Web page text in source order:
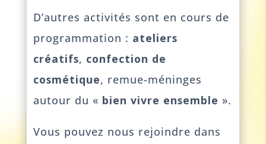
D’autres activités sont en cours de
programmation : ateliers
créatifs, confection de
cosmétique, remue-méninges
autour du « bien vivre ensemble ».
Vous pouvez nous rejoindre dans